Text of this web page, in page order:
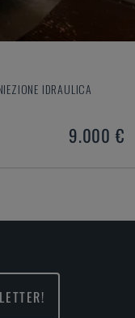
IDRAULICA
9.000 €